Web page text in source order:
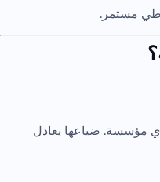
مستمر.
مؤسسة. ضياعها يعادل